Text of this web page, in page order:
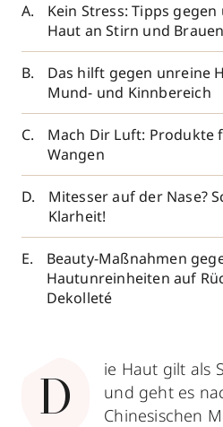
Kein Stress: Tipps
Haut an Stirn und Brauen
Das hilft gegen unreine
Mund- und Kinnbereich
Mach Dir Luft: Produkte
Wangen
Mitesser auf der Nase?
Klarheit!
Beauty-Maßnahmen
Hautunreinheiten auf
Dekolleté
D
ie Haut gilt als
und geht es
Chinesischen